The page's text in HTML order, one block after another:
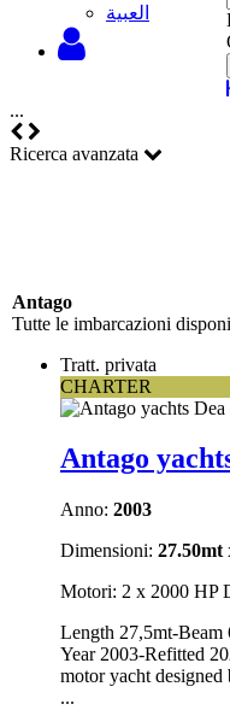
‫العبية
...
Ricerca avanzata
Antago
Tutte le imbarcazioni
Tratt. privata
CHARTER
Antago
Anno: 2003
Dimensioni: 27.50mt
Motori: 2 x 2000 HP
Length 27,5mt-Beam
Year 2003-Refitted
motor yacht
...